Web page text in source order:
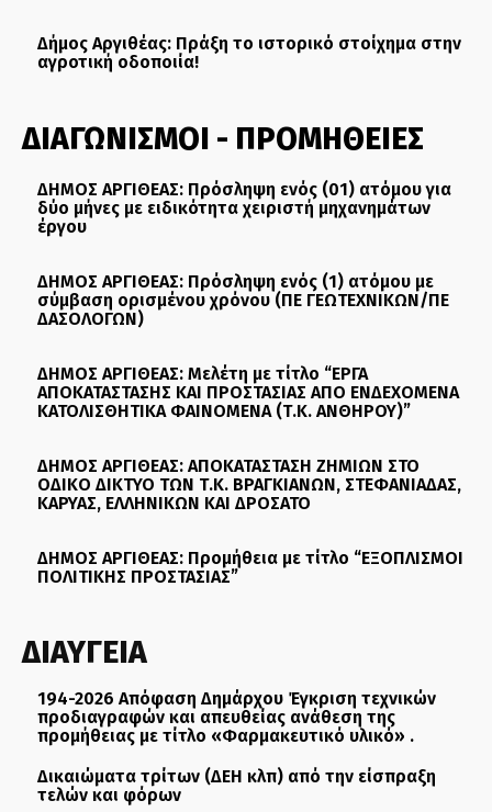
Δήμος Αργιθέας: Πράξη το ιστορικό στοίχημα στην
αγροτική οδοποιία!
ΔΙΑΓΩΝΙΣΜΟΙ - ΠΡΟΜΗΘΕΙΕΣ
ΔΗΜΟΣ ΑΡΓΙΘΕΑΣ: Πρόσληψη ενός (01) ατόμου για
δύο μήνες με ειδικότητα χειριστή μηχανημάτων
έργου
ΔΗΜΟΣ ΑΡΓΙΘΕΑΣ: Πρόσληψη ενός (1) ατόμου με
σύμβαση ορισμένου χρόνου (ΠΕ ΓΕΩΤΕΧΝΙΚΩΝ/ΠΕ
ΔΑΣΟΛΟΓΩΝ)
ΔΗΜΟΣ ΑΡΓΙΘΕΑΣ: Μελέτη με τίτλο “ΕΡΓΑ
ΑΠΟΚΑΤΑΣΤΑΣΗΣ ΚΑΙ ΠΡΟΣΤΑΣΙΑΣ ΑΠΟ ΕΝΔΕΧΟΜΕΝΑ
ΚΑΤΟΛΙΣΘΗΤΙΚΑ ΦΑΙΝΟΜΕΝΑ (Τ.Κ. ΑΝΘΗΡΟΥ)”
ΔΗΜΟΣ ΑΡΓΙΘΕΑΣ: ΑΠΟΚΑΤΑΣΤΑΣΗ ΖΗΜΙΩΝ ΣΤΟ
ΟΔΙΚΟ ΔΙΚΤΥΟ ΤΩΝ Τ.Κ. ΒΡΑΓΚΙΑΝΩΝ, ΣΤΕΦΑΝΙΑΔΑΣ,
ΚΑΡΥΑΣ, ΕΛΛΗΝΙΚΩΝ ΚΑΙ ΔΡΟΣΑΤΟ
ΔΗΜΟΣ ΑΡΓΙΘΕΑΣ: Προμήθεια με τίτλο “ΕΞΟΠΛΙΣΜΟΙ
ΠΟΛΙΤΙΚΗΣ ΠΡΟΣΤΑΣΙΑΣ”
ΔΙΑΥΓΕΙΑ
194-2026 Απόφαση Δημάρχου Έγκριση τεχνικών
προδιαγραφών και απευθείας ανάθεση της
προμήθειας με τίτλο «Φαρμακευτικό υλικό» .
Δικαιώματα τρίτων (ΔΕΗ κλπ) από την είσπραξη
τελών και φόρων